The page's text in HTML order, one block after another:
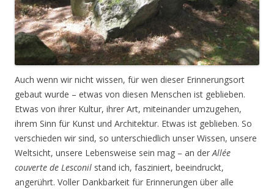
Auch wenn wir nicht wissen, für wen dieser Erinnerungsort
gebaut wurde – etwas von diesen Menschen ist geblieben.
Etwas von ihrer Kultur, ihrer Art, miteinander umzugehen,
ihrem Sinn für Kunst und Architektur. Etwas ist geblieben. So
verschieden wir sind, so unterschiedlich unser Wissen, unsere
Weltsicht, unsere Lebensweise sein mag – an derAllée
couverte de Lesconil stand ich, fasziniert, beeindruckt,
angerührt. Voller Dankbarkeit für Erinnerungen über alle